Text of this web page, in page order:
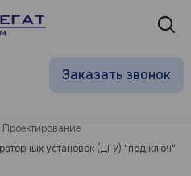
Заказать звонок
Проектирование
установок (ДГУ) "под ключ"